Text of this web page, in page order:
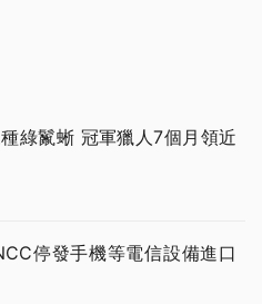
綠鬣蜥 冠軍獵人7個月領近
停發手機等電信設備進口